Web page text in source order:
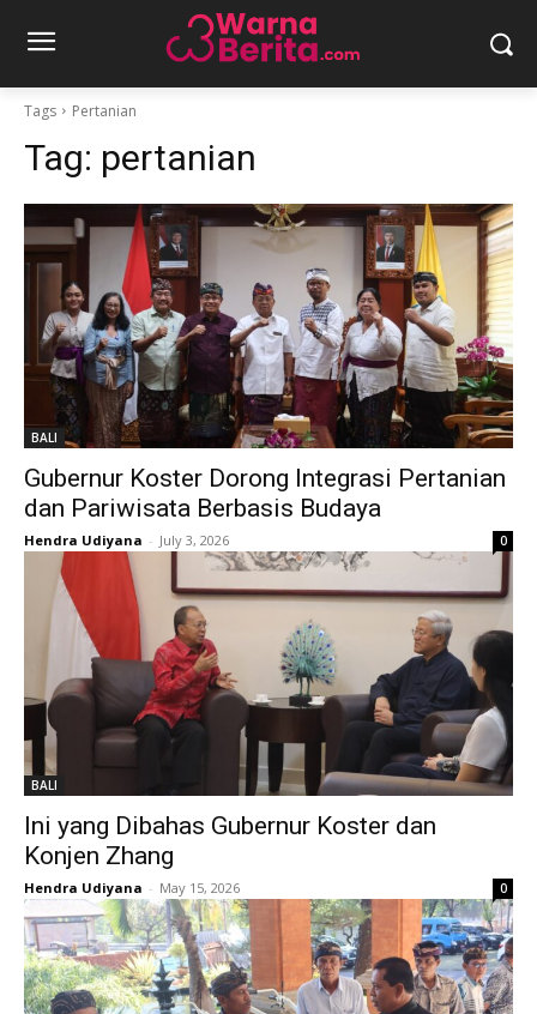
Tags Pertanian
Tag: pertanian
BALI
Gubernur Koster Dorong Integrasi Pertanian
dan Pariwisata Berbasis Budaya
Hendra Udiyana - July 3, 2026 0
BALI
Ini yang Dibahas Gubernur Koster dan
Konjen Zhang
Hendra Udiyana - May 15, 2026 0